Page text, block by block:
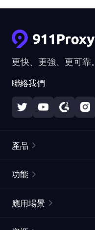
更快、更強、更可靠。
聯絡我們
產品
靜態住宅代理
功能
應用場景